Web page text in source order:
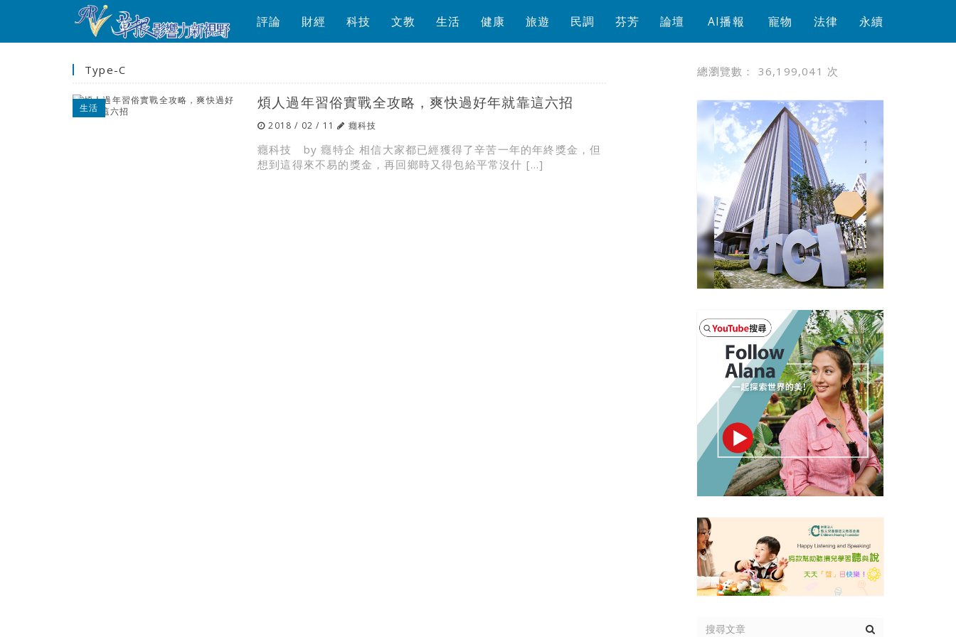
評論 財經 科技 文教 生活 健康 旅遊 民調 芬芳 論壇 AI播報 寵物 法律 永續
Type-C
生活 煩人過年習俗實戰全攻略，爽快過好年就靠這六招
2018 / 02 / 11 癮科技
癮科技 by 癮特企 相信大家都已經獲得了辛苦一年的年終獎金，但
想到這得來不易的獎金，再回鄉時又得包給平常沒什 […]
總瀏覽數： 36,199,041 次